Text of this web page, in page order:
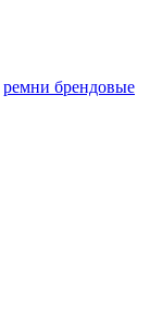
ремни брендовые